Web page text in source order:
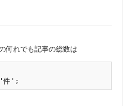
何れでも記事の総数は
'件';